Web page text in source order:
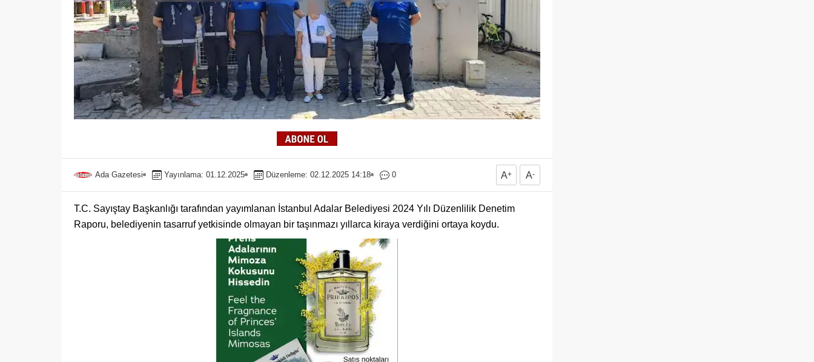
Ada Gazetesi Yayınlama: 01.12.2025 Düzenleme: 02.12.2025 14:18 0 A+ A-
T.C. Sayıştay Başkanlığı tarafından yayımlanan İstanbul Adalar Belediyesi 2024 Yılı Düzenlilik Denetim
Raporu, belediyenin tasarruf yetkisinde olmayan bir taşınmazı yıllarca kiraya verdiğini ortaya koydu.